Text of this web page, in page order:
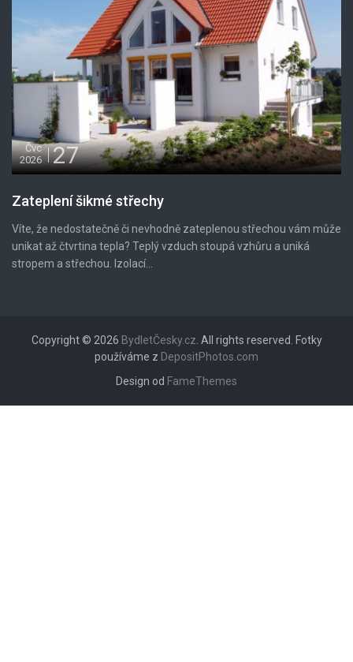
Čvc
2026
27
Zateplení šikmé střechy
Víte, že nedostatečně či nevhodně zateplenou střechou vám může
unikat až čtvrtina tepla? Teplý vzduch stoupá vzhůru a uniká
stropem a střechou. Izolací...
Copyright © 2026 BydletČesky.cz . All rights reserved. Fotky
používáme z DepositPhotos.com
Design od FameThemes